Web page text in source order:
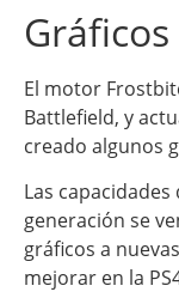
Gráficos
El motor
Battlefield, y
creado algunos
Las
generación se
gráficos a
mejorar en la